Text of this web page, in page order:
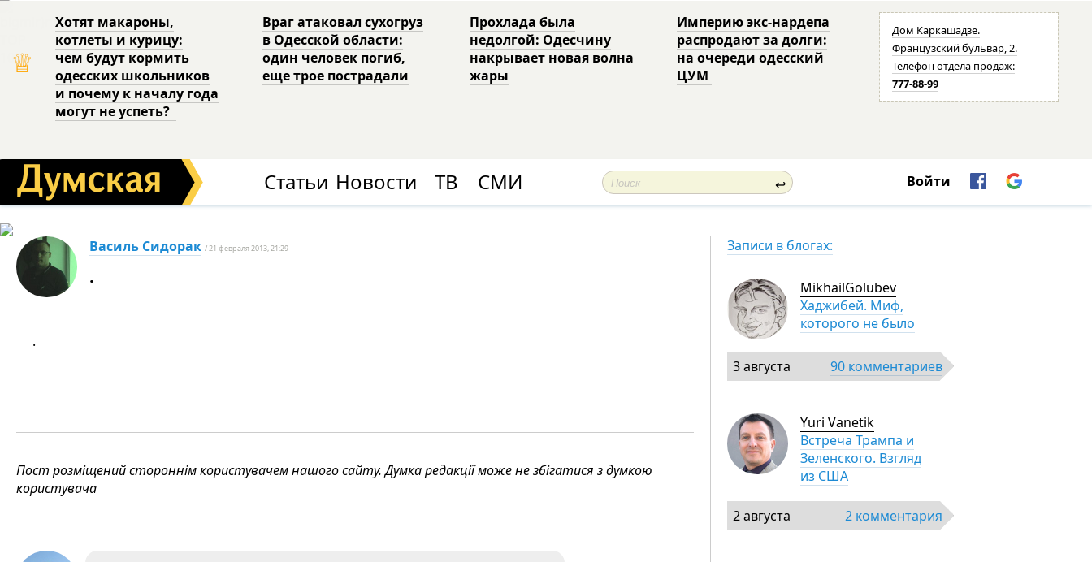
♕
Хотят макароны,
котлеты и курицу:
чем будут кормить
одесских школьников
и почему к началу года
могут не успеть?
Враг атаковал сухогруз
в Одесской области:
один человек погиб,
еще трое пострадали
Прохлада была
недолгой: Одесчину
накрывает новая волна
жары
Империю экс-нардепа
распродают за долги:
на очереди одесский
ЦУМ
Дом Каркашадзе.
Французский бульвар, 2.
Телефон отдела продаж:
777-88-99
Статьи Новости ТВ СМИ ↩ Войти
Василь Сидорак / 21 февраля 2013, 21:29
.
.
Пост розміщений стороннім користувачем нашого сайту. Думка редакції може не збігатися з думкою
користувача
Записи в блогах:
MikhailGolubev
Хаджибей. Миф,
которого не было
3 августа 90 комментариев
Yuri Vanetik
Встреча Трампа и
Зеленского. Взгляд
из США
2 августа 2 комментария